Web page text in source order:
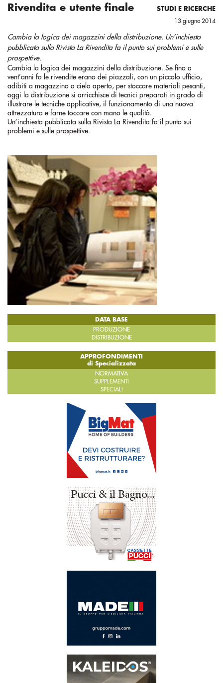
STUDI E RICERCHE
13 giugno 2014
Rivendita e utente finale
Cambia la logica dei magazzini della distribuzione. Un’inchiesta
pubblicata sulla Rivista La Rivendita fa il punto sui problemi e sulle
prospettive.
Cambia la logica dei magazzini della distribuzione. Se fino a
vent’anni fa le rivendite erano dei piazzali, con un piccolo ufficio,
adibiti a magazzino a cielo aperto, per stoccare materiali pesanti,
oggi la distribuzione si arricchisce di tecnici preparati in grado di
illustrare le tecniche applicative, il funzionamento di una nuova
attrezzatura e farne toccare con mano le qualità.
Un’inchiesta pubblicata sulla Rivista La Rivendita fa il punto sui
problemi e sulle prospettive.
DATA BASE
PRODUZIONE
DISTRIBUZIONE
APPROFONDIMENTI
di Specializzata
NORMATIVA
SUPPLEMENTI
SPECIALI